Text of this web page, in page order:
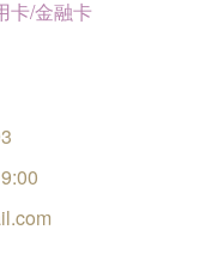
卡/金融卡